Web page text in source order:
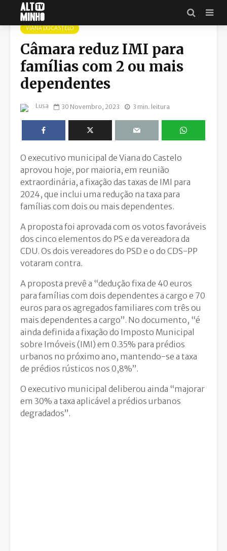
VIANA DO CASTELO
Câmara reduz IMI para
famílias com 2 ou mais
dependentes
Lusa 30 Novembro, 2023 3 min. leitura
O executivo municipal de Viana do Castelo
aprovou hoje, por maioria, em reunião
extraordinária, a fixação das taxas de IMI para
2024, que inclui uma redução na taxa para
famílias com dois ou mais dependentes.
A proposta foi aprovada com os votos favoráveis
dos cinco elementos do PS e da vereadora da
CDU. Os dois vereadores do PSD e o do CDS-PP
votaram contra.
A proposta prevê a “dedução fixa de 40 euros
para famílias com dois dependentes a cargo e 70
euros para os agregados familiares com três ou
mais dependentes a cargo”. No documento, “é
ainda definida a fixação do Imposto Municipal
sobre Imóveis (IMI) em 0.35% para prédios
urbanos no próximo ano, mantendo-se a taxa
de prédios rústicos nos 0,8%”.
O executivo municipal deliberou ainda “majorar
em 30% a taxa aplicável a prédios urbanos
degradados”.